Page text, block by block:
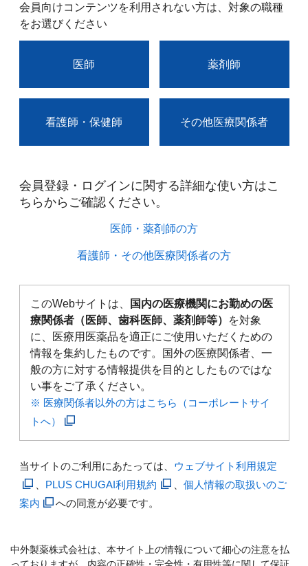
会員向けコンテンツを利用されない方は、対象の職種
をお選びください
医師 薬剤師
看護師・保健師 その他医療関係者
会員登録・ログインに関する詳細な使い方はこ
ちらからご確認ください。​
医師・薬剤師の方​
看護師・その他医療関係者の方​
このWebサイトは、
国内の医療機関にお勤めの医
療関係者（医師、歯科医師、薬剤師等）
を対象
に、医療用医薬品を適正にご使用いただくための
情報を集約したものです。国外の医療関係者、一
般の方に対する情報提供を目的としたものではな
い事をご了承ください。
※ 医療関係者以外の方はこちら（コーポレートサイ
トへ）
当サイトのご利用にあたっては、 ウェブサイト利用規定
PLUS CHUGAI利用規約
個人情報の取扱いのご
案内
への同意が必要です。
中外製薬株式会社は、本サイト上の情報について細心の注意を払
っておりますが、内容の正確性・完全性・有用性等に関して保証